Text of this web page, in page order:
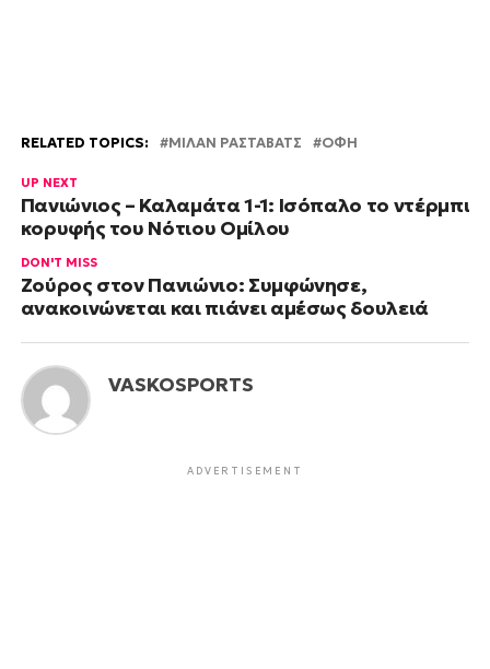
RELATED TOPICS: ΜΙΛΑΝ ΡΑΣΤΑΒΑΤΣ ΟΦΗ
UP NEXT
Πανιώνιος – Καλαμάτα 1-1: Ισόπαλο το ντέρμπι
κορυφής του Νότιου Ομίλου
DON'T MISS
Ζούρος στον Πανιώνιο: Συμφώνησε,
ανακοινώνεται και πιάνει αμέσως δουλειά
VASKOSPORTS
ADVERTISEMENT